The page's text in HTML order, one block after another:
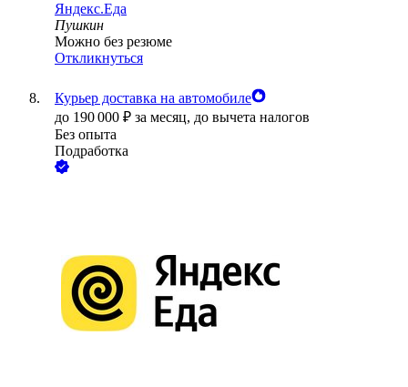
Яндекс.Еда
Пушкин
Можно без резюме
Откликнуться
Курьер доставка на автомобиле
до 190 000 ₽ за месяц, до вычета налогов
Без опыта
Подработка